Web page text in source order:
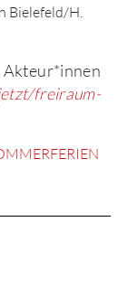
Bielefeld/H.
freiraum-